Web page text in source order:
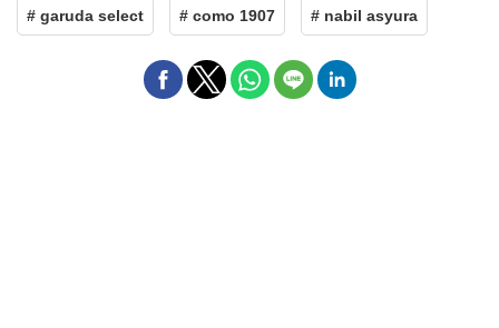
# garuda select # como 1907 # nabil asyura